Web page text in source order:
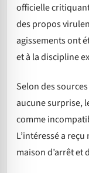
officielle
des propos
agissements ont
et à la discipline
Selon des
aucune surprise,
comme
L’intéressé a
maison d’arrêt et